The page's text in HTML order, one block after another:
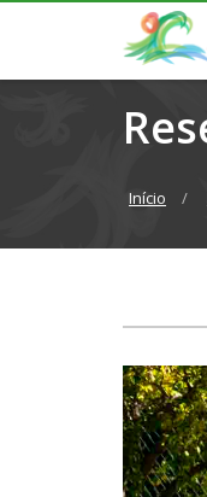
Início